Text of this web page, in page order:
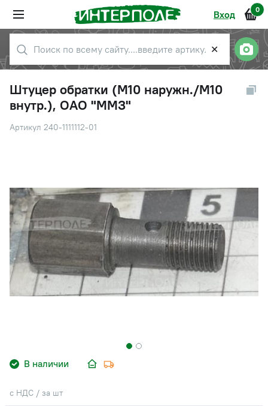
Вход 0
✕
Штуцер обратки (М10 наружн./М10
внутр.), ОАО "ММЗ"
Артикул 240-1111112-01
В наличии
с НДС / за шт